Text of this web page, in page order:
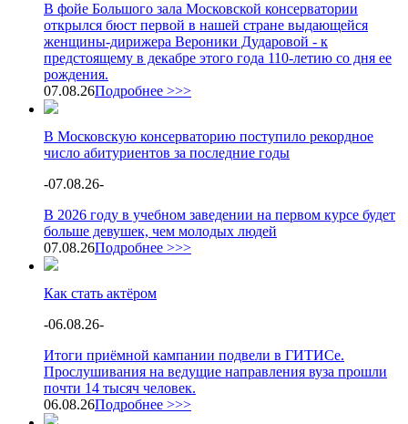
В фойе Большого зала Московской консерватории
открылся бюст первой в нашей стране выдающейся
женщины-дирижера Вероники Дударовой - к
предстоящему в декабре этого года 110-летию со дня ее
рождения.
07.08.26Подробнее >>>
В Московскую консерваторию поступило рекордное
число абитуриентов за последние годы
-07.08.26-
В 2026 году в учебном заведении на первом курсе будет
больше девушек, чем молодых людей
07.08.26Подробнее >>>
Как стать актёром
-06.08.26-
Итоги приёмной кампании подвели в ГИТИСе.
Прослушивания на ведущие направления вуза прошли
почти 14 тысяч человек.
06.08.26Подробнее >>>